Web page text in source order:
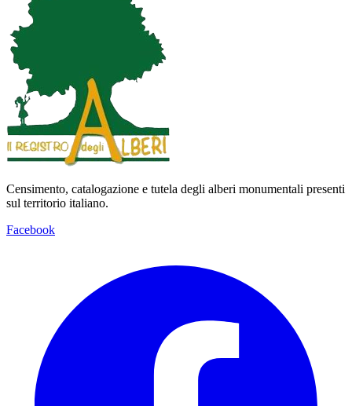
Censimento, catalogazione e tutela degli alberi monumentali presenti
sul territorio italiano.
Facebook